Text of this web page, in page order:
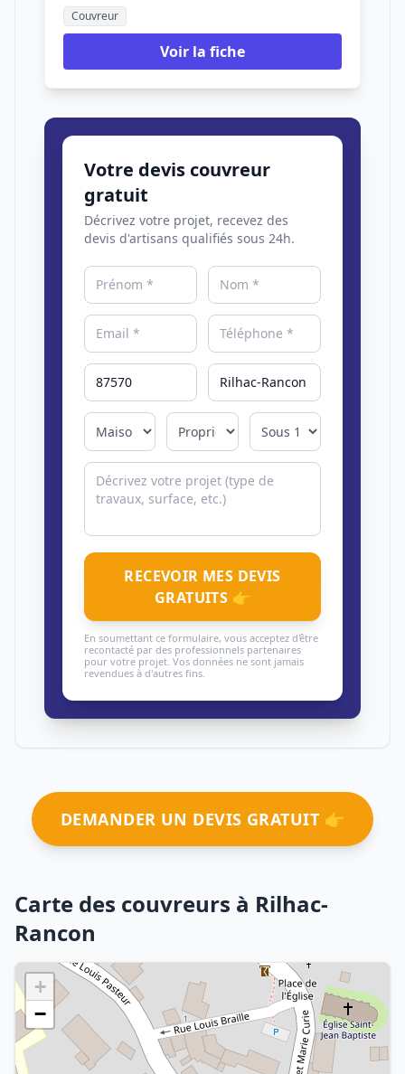
Couvreur
Voir la fiche
Votre devis couvreur
gratuit
Décrivez votre projet, recevez des
devis d'artisans qualifiés sous 24h.
RECEVOIR MES DEVIS
GRATUITS 👉
En soumettant ce formulaire, vous acceptez d'être
recontacté par des professionnels partenaires
pour votre projet. Vos données ne sont jamais
revendues à d'autres fins.
DEMANDER UN DEVIS GRATUIT 👉
Carte des couvreurs à Rilhac-
Rancon
+
−